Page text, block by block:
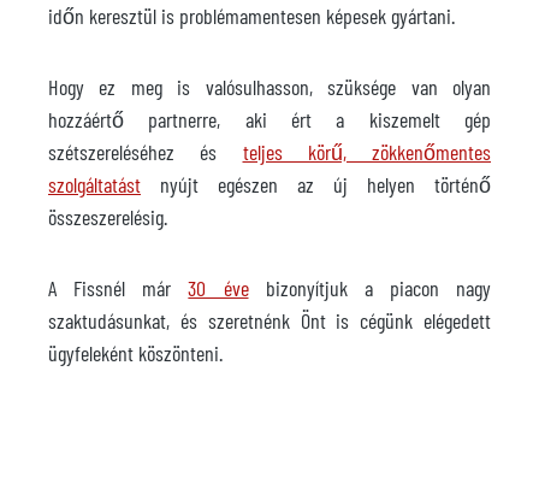
időn keresztül is problémamentesen képesek gyártani.
Hogy ez meg is valósulhasson, szüksége van olyan
hozzáértő partnerre, aki ért a kiszemelt gép
szétszereléséhez és teljes körű, zökkenőmentes
szolgáltatást nyújt egészen az új helyen történő
összeszerelésig.
A Fissnél már30 évebizonyítjuk a piacon nagy
szaktudásunkat, és szeretnénk Önt is cégünk elégedett
ügyfeleként köszönteni.